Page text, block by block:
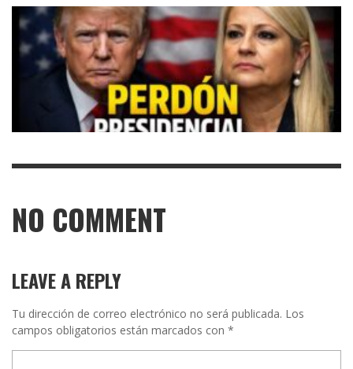
NO COMMENT
LEAVE A REPLY
Tu dirección de correo electrónico no será publicada. Los
campos obligatorios están marcados con *